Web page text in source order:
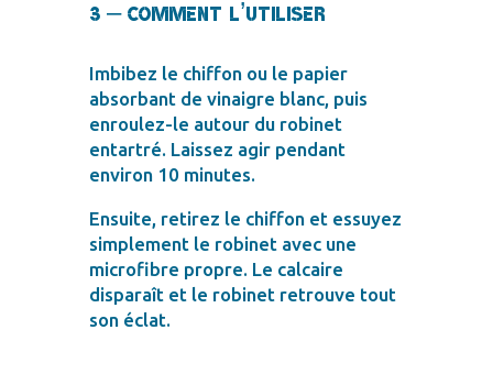
3 – Comment l’utiliser
Imbibez le chiffon ou le papier
absorbant de vinaigre blanc, puis
enroulez-le autour du robinet
entartré. Laissez agir pendant
environ 10 minutes.
Ensuite, retirez le chiffon et essuyez
simplement le robinet avec une
microfibre propre. Le calcaire
disparaît et le robinet retrouve tout
son éclat.